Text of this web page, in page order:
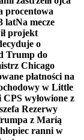
procentowa
latNa mecze
projekt
o
Trump do
Chicago
płatności na
w Little
wyłowione z
Rezerwy
z Maríą
ranni w